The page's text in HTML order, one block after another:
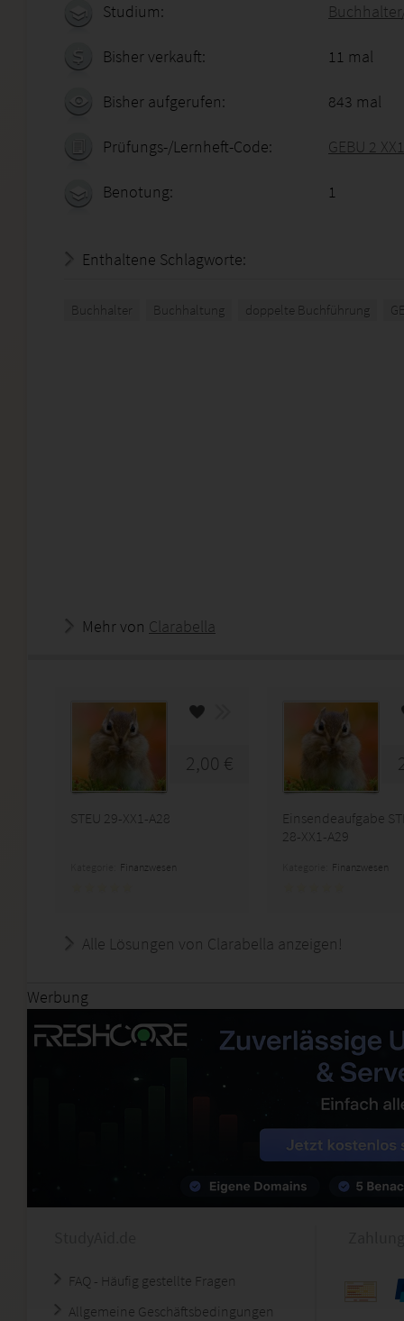
Studium:
Bisher verkauft: 11 mal
Bisher aufgerufen: 843 mal
Prüfungs-/Lernheft-Code: GEBU 2
Benotung: 1
Enthaltene Schlagworte:
Buchhalter Buchhaltung doppelte Buchführung
Mehr von Clarabella
2,00 €
STEU 29-XX1-A28
Finanzwesen
Einsendeaufgabe
28-XX1-A29
Finanzwesen
Alle Lösungen von Clarabella anzeigen!
Werbung
FAQ - Häufig gestellte Fragen
Allgemeine Geschäftsbedingungen